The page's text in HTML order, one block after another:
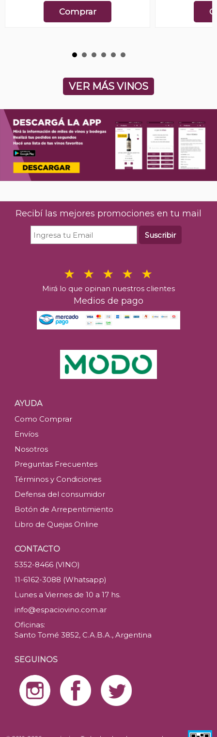
Comprar
VER MÁS VINOS
Recibí las mejores promociones en tu mail
Suscribir
Mirá lo que opinan nuestros clientes
Medios de pago
AYUDA
Como Comprar
Envíos
Nosotros
Preguntas Frecuentes
Términos y Condiciones
Defensa del consumidor
Botón de Arrepentimiento
Libro de Quejas Online
CONTACTO
5352-8466 (VINO)
11-6162-3088 (Whatsapp)
Lunes a Viernes de 10 a 17 hs.
info@espaciovino.com.ar
Oficinas:
Santo Tomé 3852, C.A.B.A., Argentina
SEGUINOS